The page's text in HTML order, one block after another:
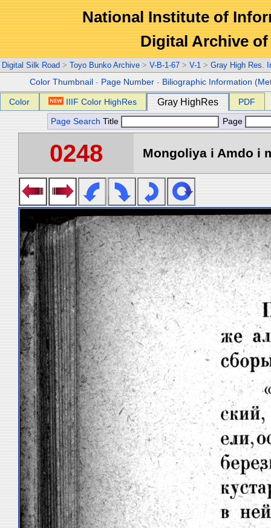
National Institute of
Digital Archive
Digital Silk Road > Toyo Bunko Archive > V-B-1-67 > V-1 > Gray High Res.
Color Thumbnail - Page Number - Biliographic Information
Color IIIF Color HighRes Gray HighRes PDF
Page Search Title Page
0248 Mongoliya i Amdo i